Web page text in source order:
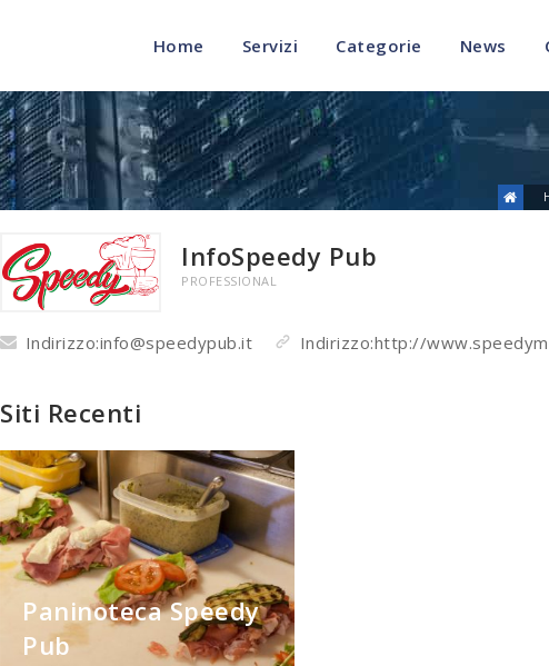
Home Servizi Categorie News
InfoSpeedy Pub
PROFESSIONAL
Indirizzo:info@speedypub.it Indirizzo:http://
Siti Recenti
Paninoteca Speedy
Pub